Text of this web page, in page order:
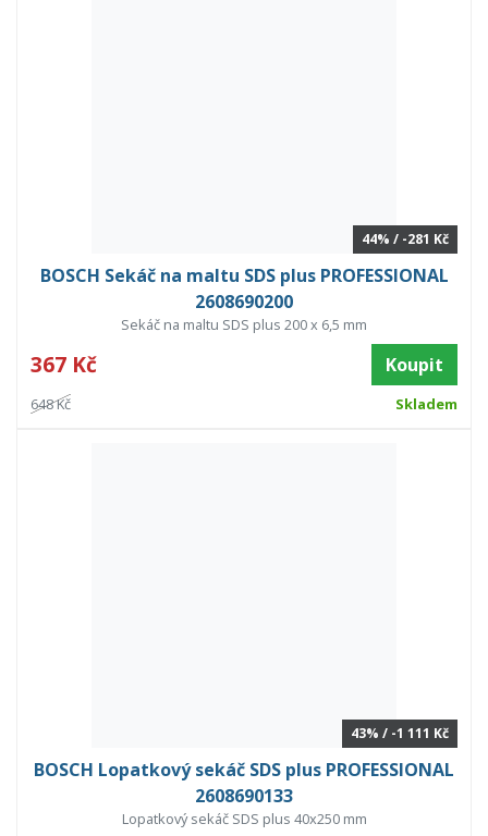
44% / -281 Kč
BOSCH Sekáč na maltu SDS plus PROFESSIONAL
2608690200
Sekáč na maltu SDS plus 200 x 6,5 mm
367 Kč Koupit
648 Kč Skladem
43% / -1 111 Kč
BOSCH Lopatkový sekáč SDS plus PROFESSIONAL
2608690133
Lopatkový sekáč SDS plus 40x250 mm